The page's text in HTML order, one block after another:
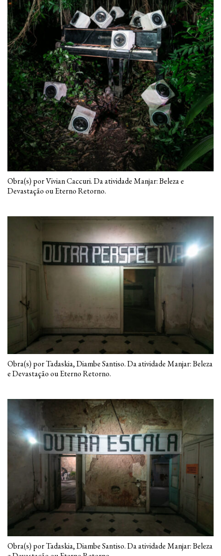
Obra(s) por Vivian Caccuri. Da atividade Manjar: Beleza e
Devastação ou Eterno Retorno.
Obra(s) por Tadaskia, Diambe Santiso. Da atividade Manjar: Beleza
e Devastação ou Eterno Retorno.
Obra(s) por Tadaskia, Diambe Santiso. Da atividade Manjar: Beleza